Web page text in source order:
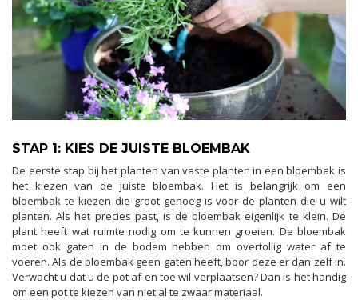
STAP 1: KIES DE JUISTE BLOEMBAK
De eerste stap bij het planten van vaste planten in een bloembak is
het kiezen van de juiste bloembak. Het is belangrijk om een
bloembak te kiezen die groot genoeg is voor de planten die u wilt
planten. Als het precies past, is de bloembak eigenlijk te klein. De
plant heeft wat ruimte nodig om te kunnen groeien. De bloembak
moet ook gaten in de bodem hebben om overtollig water af te
voeren. Als de bloembak geen gaten heeft, boor deze er dan zelf in.
Verwacht u dat u de pot af en toe wil verplaatsen? Dan is het handig
om een pot te kiezen van niet al te zwaar materiaal.